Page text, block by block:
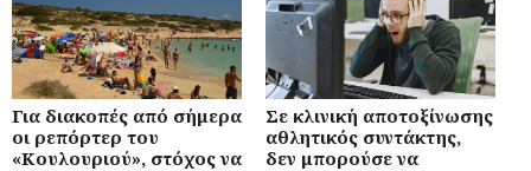
Για διακοπές από σήμερα
οι ρεπόρτερ του
«Κουλουριού», στόχος να
Σε κλινική αποτοξίνωσης
αθλητικός συντάκτης,
δεν μπορούσε να